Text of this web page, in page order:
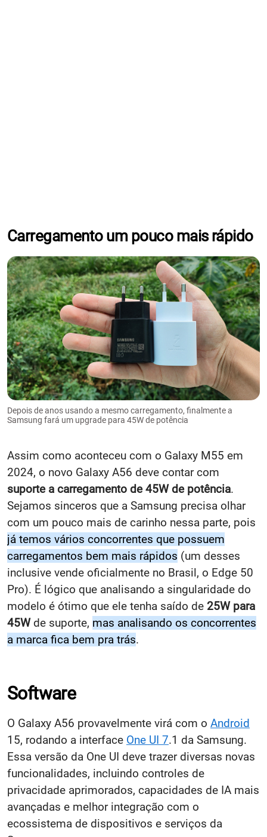
Carregamento um pouco mais rápido
Depois de anos usando a mesmo carregamento, finalmente a
Samsung fará um upgrade para 45W de potência
Assim como aconteceu com o Galaxy M55 em
2024, o novo Galaxy A56 deve contar com
suporte a carregamento de 45W de potência.
Sejamos sinceros que a Samsung precisa olhar
com um pouco mais de carinho nessa parte, pois
já temos vários concorrentes que possuem
carregamentos bem mais rápidos (um desses
inclusive vende oficialmente no Brasil, o Edge 50
Pro). É lógico que analisando a singularidade do
modelo é ótimo que ele tenha saído de 25W para
45Wde suporte, mas analisando os concorrentes
a marca fica bem pra trás.
Software
O Galaxy A56 provavelmente virá com o Android
15, rodando a interface One UI 7.1 da Samsung.
Essa versão da One UI deve trazer diversas novas
funcionalidades, incluindo controles de
privacidade aprimorados, capacidades de IA mais
avançadas e melhor integração com o
ecossistema de dispositivos e serviços da